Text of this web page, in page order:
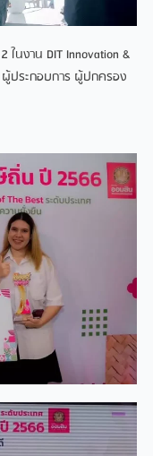
นงาน DIT Innovation &
ผู้ประกอบการ ผู้ปกครอง